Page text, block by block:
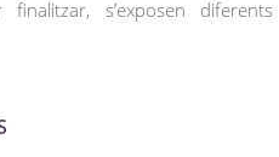
finalitzar, s’exposen